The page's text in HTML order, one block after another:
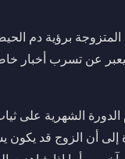
المتزوجة برؤية دم
يعبر عن تسرب أخبار
الشهرية على
إلى أن الزوج قد